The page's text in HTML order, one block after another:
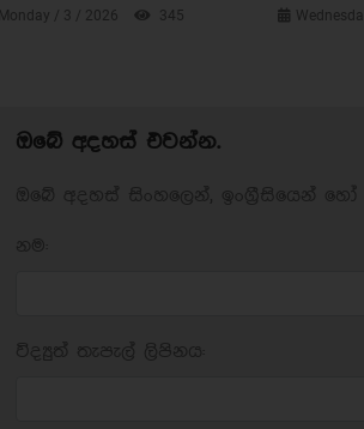
Monday / 3 / 2026 345
ඔබේ අදහස් එවන්න.